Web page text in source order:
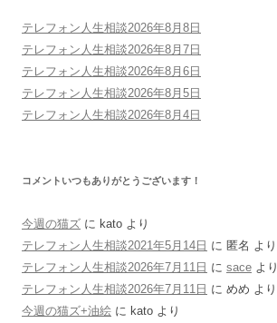
テレフォン人生相談2026年8月8日
テレフォン人生相談2026年8月7日
テレフォン人生相談2026年8月6日
テレフォン人生相談2026年8月5日
テレフォン人生相談2026年8月4日
コメントいつもありがとうございます！
今週の猫ズ に kato より
テレフォン人生相談2021年5月14日 に 匿名 より
テレフォン人生相談2026年7月11日 に sace より
テレフォン人生相談2026年7月11日 に めめ より
今週の猫ズ+油絵 に kato より